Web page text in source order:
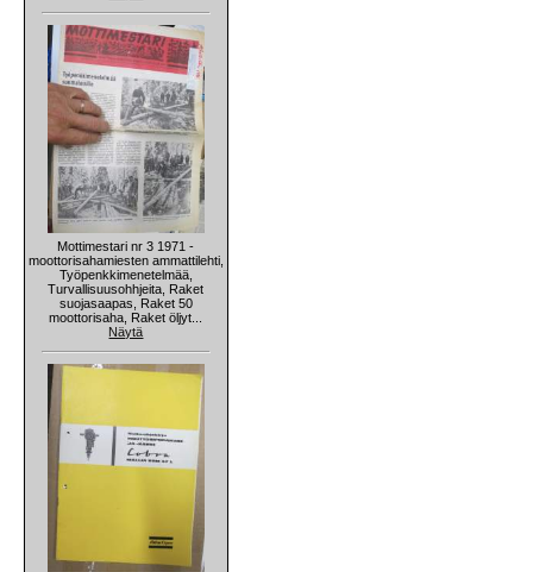
Mottimestari nr 3 1971 -
moottorisahamiesten ammattilehti,
Työpenkkimenetelmää,
Turvallisuusohhjeita, Raket
suojasaapas, Raket 50
moottorisaha, Raket öljyt...
Näytä